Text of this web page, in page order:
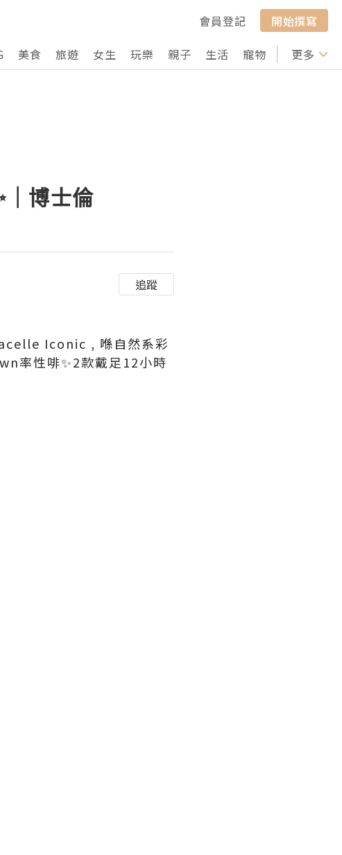
會員登記
開始撰寫
美食 旅遊 女生 玩樂 親子 生活 寵物 行山 打卡
更多
博士倫
追蹤
Iconic , 喺自然系彩
率性啡✨2款戴足12小時